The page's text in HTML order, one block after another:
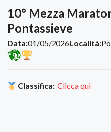
10° Mezza
Pontassieve
Data:01/05/2026Località:
Classifica: Clicca qui